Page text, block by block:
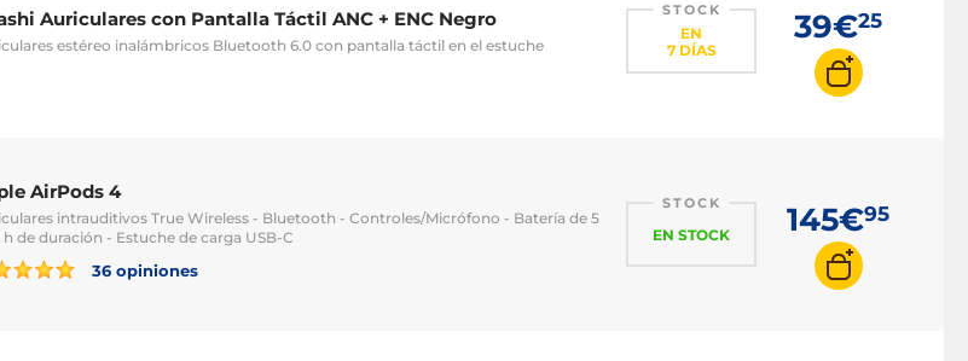
Auriculares con Pantalla Táctil ANC + ENC Negro
estéreo inalámbricos Bluetooth 6.0 con pantalla táctil en el estuche
STOCK
EN
7 DÍAS
39€25
AirPods 4
intrauditivos True Wireless - Bluetooth - Controles/Micrófono - Batería de 5
h de duración - Estuche de carga USB-C
36 opiniones
STOCK
EN STOCK 145€95